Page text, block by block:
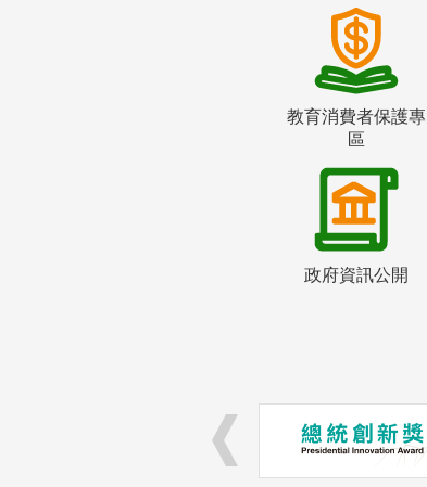
教育消費者保護專
區
政府資訊公開